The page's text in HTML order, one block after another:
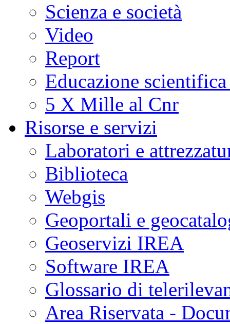
Scienza e società
Video
Report
Educazione
5 X Mille al Cnr
Risorse e servizi
Laboratori e
Biblioteca
Webgis
Geoportali e
Geoservizi IREA
Software IREA
Glossario di
Area Riservata -